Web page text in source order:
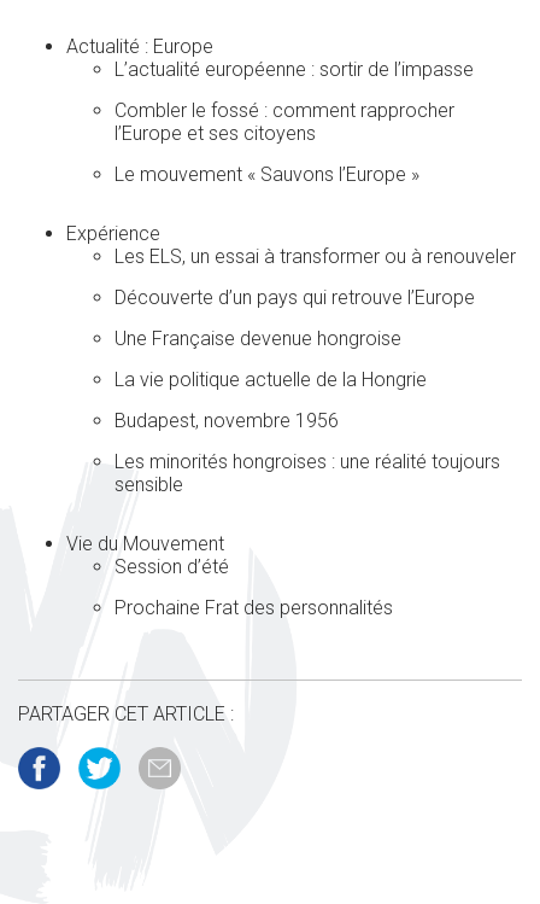
Actualité : Europe
L’actualité européenne : sortir de l’impasse
Combler le fossé : comment rapprocher
l’Europe et ses citoyens
Le mouvement « Sauvons l’Europe »
Expérience
Les ELS, un essai à transformer ou à renouveler
Découverte d’un pays qui retrouve l’Europe
Une Française devenue hongroise
La vie politique actuelle de la Hongrie
Budapest, novembre 1956
Les minorités hongroises : une réalité toujours
sensible
Vie du Mouvement
Session d’été
Prochaine Frat des personnalités
PARTAGER CET ARTICLE :